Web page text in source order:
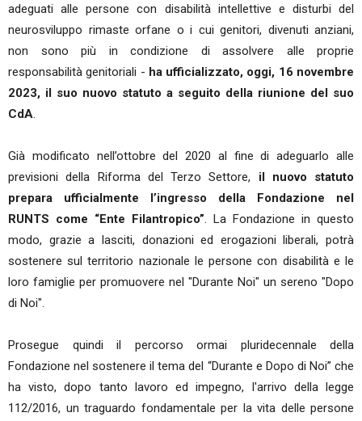
adeguati alle persone con disabilità intellettive e disturbi del
neurosviluppo rimaste orfane o i cui genitori, divenuti anziani,
non sono più in condizione di assolvere alle proprie
responsabilità genitoriali - ha ufficializzato, oggi, 16 novembre
2023, il suo nuovo statuto a seguito della riunione del suo
CdA.
Già modificato nell’ottobre del 2020 al fine di adeguarlo alle
previsioni della Riforma del Terzo Settore, il nuovo statuto
prepara ufficialmente l’ingresso della Fondazione nel
RUNTS come “Ente Filantropico”. La Fondazione in questo
modo, grazie a lasciti, donazioni ed erogazioni liberali, potrà
sostenere sul territorio nazionale le persone con disabilità e le
loro famiglie per promuovere nel "Durante Noi" un sereno "Dopo
di Noi".
Prosegue quindi il percorso ormai pluridecennale della
Fondazione nel sostenere il tema del “Durante e Dopo di Noi” che
ha visto, dopo tanto lavoro ed impegno, l'arrivo della legge
112/2016, un traguardo fondamentale per la vita delle persone